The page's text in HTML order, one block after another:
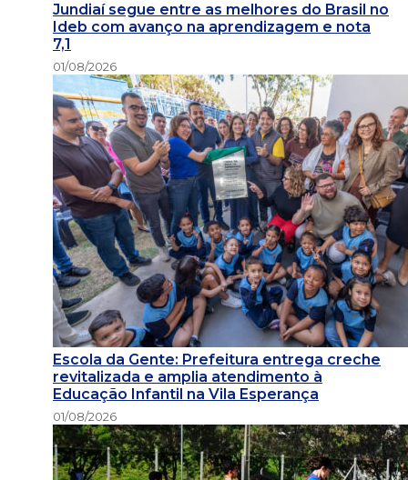
Jundiaí segue entre as melhores do Brasil no
Ideb com avanço na aprendizagem e nota
7,1
01/08/2026
Escola da Gente: Prefeitura entrega creche
revitalizada e amplia atendimento à
Educação Infantil na Vila Esperança
01/08/2026